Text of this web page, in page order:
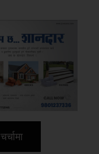
चर्चामा